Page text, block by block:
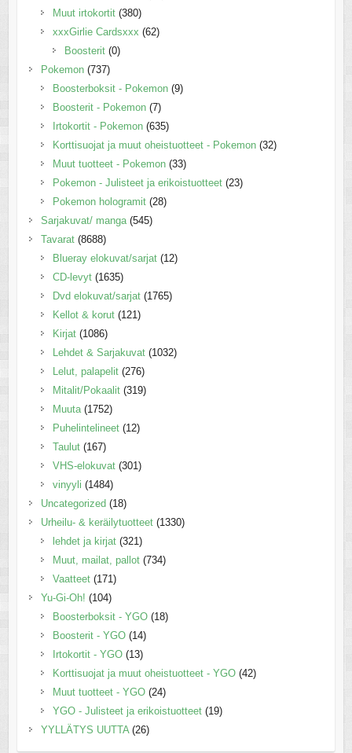
Muut irtokortit (380)
xxxGirlie Cardsxxx (62)
Boosterit (0)
Pokemon (737)
Boosterboksit - Pokemon (9)
Boosterit - Pokemon (7)
Irtokortit - Pokemon (635)
Korttisuojat ja muut oheistuotteet - Pokemon (32)
Muut tuotteet - Pokemon (33)
Pokemon - Julisteet ja erikoistuotteet (23)
Pokemon hologramit (28)
Sarjakuvat/ manga (545)
Tavarat (8688)
Blueray elokuvat/sarjat (12)
CD-levyt (1635)
Dvd elokuvat/sarjat (1765)
Kellot & korut (121)
Kirjat (1086)
Lehdet & Sarjakuvat (1032)
Lelut, palapelit (276)
Mitalit/Pokaalit (319)
Muuta (1752)
Puhelintelineet (12)
Taulut (167)
VHS-elokuvat (301)
vinyyli (1484)
Uncategorized (18)
Urheilu- & keräilytuotteet (1330)
lehdet ja kirjat (321)
Muut, mailat, pallot (734)
Vaatteet (171)
Yu-Gi-Oh! (104)
Boosterboksit - YGO (18)
Boosterit - YGO (14)
Irtokortit - YGO (13)
Korttisuojat ja muut oheistuotteet - YGO (42)
Muut tuotteet - YGO (24)
YGO - Julisteet ja erikoistuotteet (19)
YYLLÄTYS UUTTA (26)